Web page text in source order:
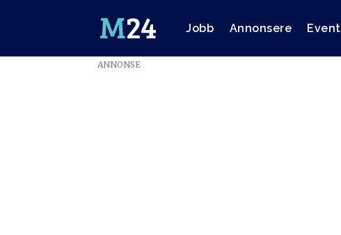
Jobb Annonsere Event
Emne:ANNONSE